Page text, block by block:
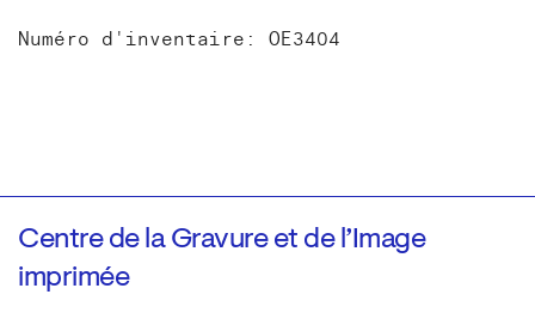
Numéro d'inventaire: OE3404
Centre de la Gravure et de l’Image
imprimée